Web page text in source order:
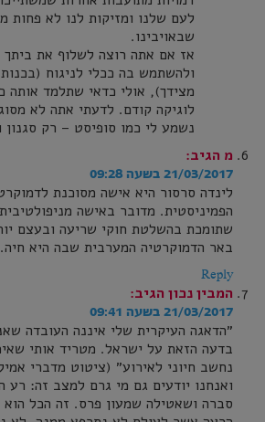
לעם שלנו ומזיקות לנו לא פחות
שבאויבינו.
אז אם אתה רוצה לשלוף את
ולהשתמש בה ככלי לניגוח
מצידך), אולי כדאי שתלמד אותה
לוגיקה קודם. לדעתי אתה לא
נשמע לי כמו סופיסט – רק סגנון
מ הגיב:
21/03/2017 בשעה 09:28
לינדה סרסור היא אישה מסוכנת
הפמיניסטית. מדובר באישה
שתומכת בהשלטת חוקי שריעה ובעצם
באר הדמוקרטיה המערבית שבה היא חיה.
Reply
המבין נכון הגיב:
21/03/2017 בשעה 09:41
״הדאגה העיקרית שלי איננה העובדה
בדעה הזאת על ישראל. מטריד אותי
נחשב חיוני לאירוע״ (ציטוט מדברי
ואנחנו יודעים גם מי גרם למצב זה: רע
סברה ושאטילה שמעון פרס. זה הכל הוא